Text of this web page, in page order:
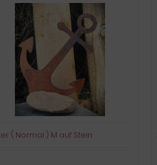
( Normal ) M auf Stein